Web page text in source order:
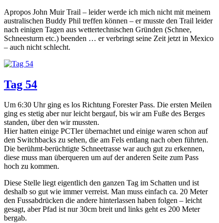
Apropos John Muir Trail – leider werde ich mich nicht mit meinem
australischen Buddy Phil treffen können – er musste den Trail leider
nach einigen Tagen aus wettertechnischen Gründen (Schnee,
Schneesturm etc.) beenden … er verbringt seine Zeit jetzt in Mexico
– auch nicht schlecht.
Tag 54
Um 6:30 Uhr ging es los Richtung Forester Pass. Die ersten Meilen
ging es stetig aber nur leicht bergauf, bis wir am Fuße des Berges
standen, über den wir mussten.
Hier hatten einige PCTler übernachtet und einige waren schon auf
den Switchbacks zu sehen, die am Fels entlang nach oben führten.
Die berühmt-berüchtigte Schneetrasse war auch gut zu erkennen,
diese muss man überqueren um auf der anderen Seite zum Pass
hoch zu kommen.
Diese Stelle liegt eigentlich den ganzen Tag im Schatten und ist
deshalb so gut wie immer verreist. Man muss einfach ca. 20 Meter
den Fussabdrücken die andere hinterlassen haben folgen – leicht
gesagt, aber Pfad ist nur 30cm breit und links geht es 200 Meter
bergab.